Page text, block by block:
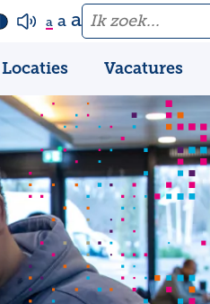
a a a
Locaties Vacatures